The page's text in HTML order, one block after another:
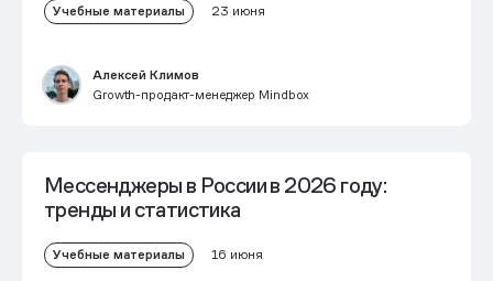
Учебные материалы 23 июня
Алексей Климов
Growth-продакт-менеджер Mindbox
Мессенджеры в России в 2026 году:
тренды и статистика
Учебные материалы 16 июня